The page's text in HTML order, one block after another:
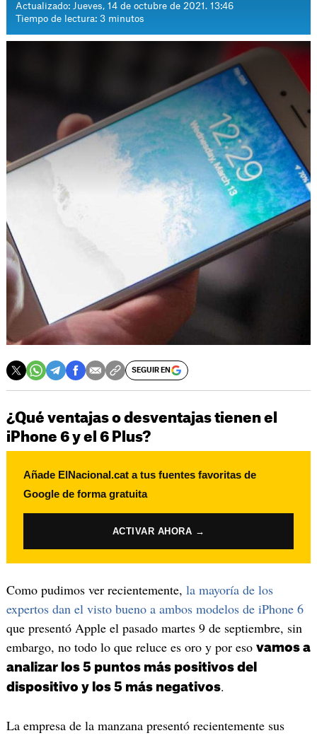
Actualizado: Jueves, 14 de octubre de 2021. 13:46
Tiempo de lectura: 3 minutos
SEGUIR EN
¿Qué ventajas o desventajas tienen el
iPhone 6 y el 6 Plus?
Añade ElNacional.cat a tus fuentes favoritas de
Google de forma gratuita
ACTIVAR AHORA →
Como pudimos ver recientemente, la mayoría de los
expertos dan el visto bueno a ambos modelos de iPhone 6
que presentó Apple el pasado martes 9 de septiembre, sin
embargo, no todo lo que reluce es oro y por eso vamos a
analizar los 5 puntos más positivos del
dispositivo y los 5 más negativos.
La empresa de la manzana presentó recientemente sus